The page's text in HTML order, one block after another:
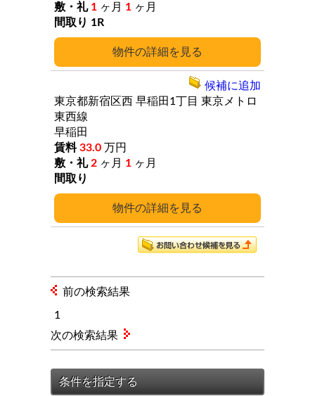
詳細
1 ヶ月 1 ヶ月
1R
詳細
東京都新宿区西 早稲田1丁目 東京メトロ
東西線
早稲田
33.0 万円
2 ヶ月 1 ヶ月
候補に追加
前の検索結果
1